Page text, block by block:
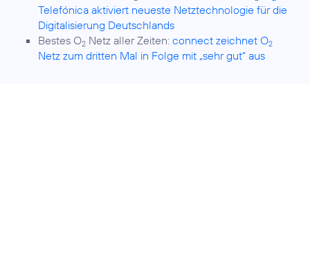
Telefónica aktiviert neueste Netztechnologie für die
Digitalisierung Deutschlands
Bestes O2 Netz aller Zeiten: connect zeichnet O2
Netz zum dritten Mal in Folge mit „sehr gut“ aus